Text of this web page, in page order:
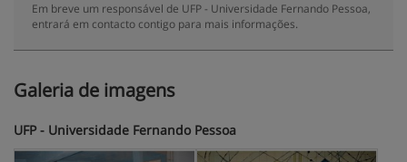
Em breve um responsável de UFP - Universidade Fernando Pessoa,
entrará em contacto contigo para mais informações.
Galeria de imagens
UFP - Universidade Fernando Pessoa